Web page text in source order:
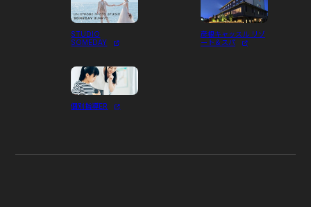
STUDIO
SOMEDAY
彦根キャッスル リゾ
ート＆スパ
個別指導ER